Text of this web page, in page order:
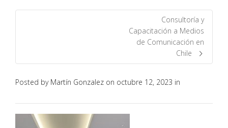
items, from the brandour legacy.
Consultoría y
Capacitación a Medios
de Comunicación en
Chile
Posted by Martín Gonzalez on octubre 12, 2023 in